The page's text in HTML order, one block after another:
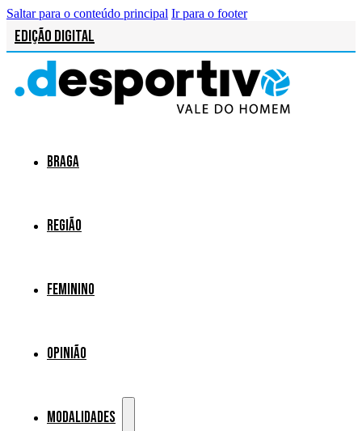
Saltar para o conteúdo principal Ir para o footer
Edição Digital
Braga
Região
Feminino
Opinião
Modalidades